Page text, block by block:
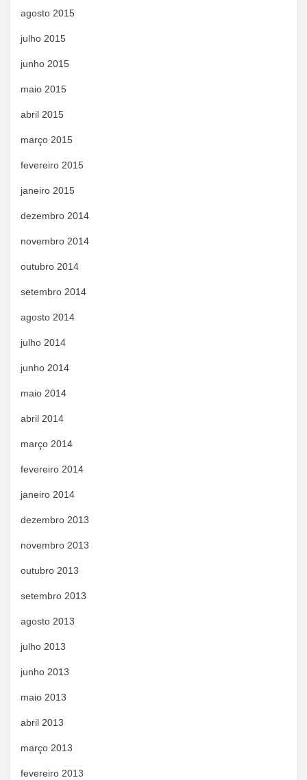
agosto 2015
julho 2015
junho 2015
maio 2015
abril 2015
março 2015
fevereiro 2015
janeiro 2015
dezembro 2014
novembro 2014
outubro 2014
setembro 2014
agosto 2014
julho 2014
junho 2014
maio 2014
abril 2014
março 2014
fevereiro 2014
janeiro 2014
dezembro 2013
novembro 2013
outubro 2013
setembro 2013
agosto 2013
julho 2013
junho 2013
maio 2013
abril 2013
março 2013
fevereiro 2013